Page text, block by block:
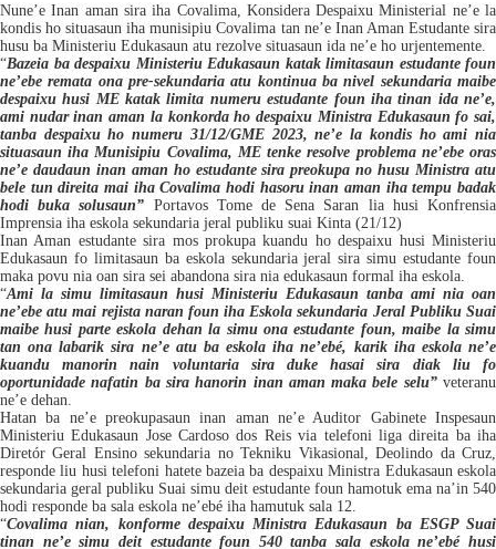
Nune’e Inan aman sira iha Covalima, Konsidera Despaixu Ministerial ne’e la
kondis ho situasaun iha munisipiu Covalima tan ne’e Inan Aman Estudante sira
husu ba Ministeriu Edukasaun atu rezolve situasaun ida ne’e ho urjentemente.
“Bazeia ba despaixu Ministeriu Edukasaun katak limitasaun estudante foun
ne’ebe remata ona pre-sekundaria atu kontinua ba nivel sekundaria maibe
despaixu husi ME katak limita numeru estudante foun iha tinan ida ne’e,
ami nudar inan aman la konkorda ho despaixu Ministra Edukasaun fo sai,
tanba despaixu ho numeru 31/12/GME 2023, ne’e la kondis ho ami nia
situasaun iha Munisipiu Covalima, ME tenke resolve problema ne’ebe oras
ne’e daudaun inan aman ho estudante sira preokupa no husu Ministra atu
bele tun direita mai iha Covalima hodi hasoru inan aman iha tempu badak
hodi buka solusaun” Portavos Tome de Sena Saran lia husi Konfrensia
Imprensia iha eskola sekundaria jeral publiku suai Kinta (21/12)
Inan Aman estudante sira mos prokupa kuandu ho despaixu husiMinisteriu
Edukasaun fo limitasaun ba eskola sekundaria jeral sira simu estudantefoun
maka povu nia oan sira sei abandona sira nia edukasaun formal iha eskola.
“Ami la simu limitasaun husi Ministeriu Edukasaun tanba ami nia oan
ne’ebe atu mai rejista naran foun iha Eskola sekundaria Jeral Publiku Suai
maibe husi parte eskola dehan la simu ona estudante foun, maibe la simu
tan ona labarik sira ne’e atu ba eskola iha ne’ebé, karik iha eskola ne’e
kuandu manorin nain voluntaria sira duke hasai sira diak liu fo
oportunidade nafatin ba sira hanorin inan aman maka bele selu”veteranu
ne’e dehan.
Hatan ba ne’e preokupasaun inan aman ne’e Auditor Gabinete Inspesaun
Ministeriu Edukasaun Jose Cardosodos Reis via telefoni liga direita ba iha
Diretór Geral Ensino sekundaria no Tekniku Vikasional, Deolindo da Cruz,
responde liu husi telefoni hatete bazeia ba despaixu Ministra Edukasaun eskola
sekundaria geral publiku Suai simu deit estudante foun hamotuk ema na’in 540
hodi responde ba sala eskola ne’ebé iha hamutuk sala 12.
“Covalima nian, konforme despaixu Ministra Edukasaun ba ESGP Suai
tinan ne’e simu deit estudante foun 540 tanba sala eskola ne’ebé husi